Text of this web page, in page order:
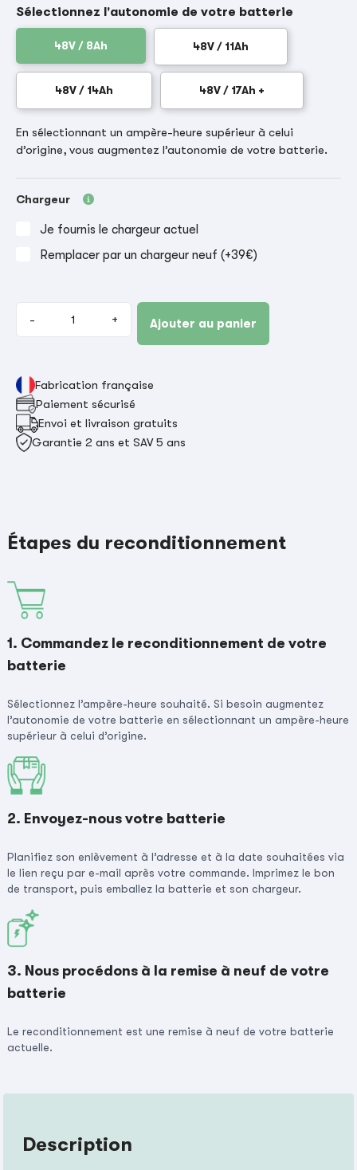
Sélectionnez l'autonomie de votre batterie
48V / 8Ah 48V / 11Ah
48V / 14Ah 48V / 17Ah +
En sélectionnant un ampère-heure supérieur à celui
d’origine, vous augmentez l’autonomie de votre batterie.
Chargeur
Je fournis le chargeur actuel
Remplacer par un chargeur neuf (+39€)
- + Ajouter au panier
Fabrication française
Paiement sécurisé
Envoi et livraison gratuits
Garantie 2 ans et SAV 5 ans
Étapes du reconditionnement
1. Commandez le reconditionnement de votre
batterie
Sélectionnez l’ampère-heure souhaité. Si besoin augmentez
l’autonomie de votre batterie en sélectionnant un ampère-heure
supérieur à celui d’origine.
2. Envoyez-nous votre batterie
Planifiez son enlèvement à l’adresse et à la date souhaitées via
le lien reçu par e-mail après votre commande. Imprimez le bon
de transport, puis emballez la batterie et son chargeur.
3. Nous procédons à la remise à neuf de votre
batterie
Le reconditionnement est une remise à neuf de votre batterie
actuelle.
Description